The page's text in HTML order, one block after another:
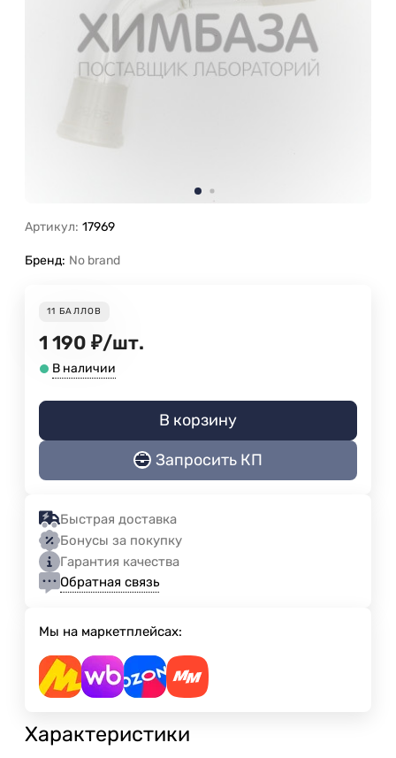
Артикул: 17969
Бренд: No brand
11 БАЛЛОВ
1 190 ₽/шт.
В наличии
В корзину
Запросить КП
Быстрая доставка
Бонусы за покупку
Гарантия качества
Обратная связь
Мы на маркетплейсах:
Характеристики